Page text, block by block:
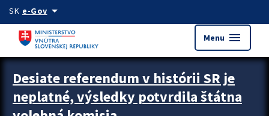
Preskocit na hlavný obsah
SK e-Govarrow_drop_down
Menu menu
Zastavit automatický posun upútavok
Desiate referendum v histórii SR je
neplatné, výsledky potvrdila štátna